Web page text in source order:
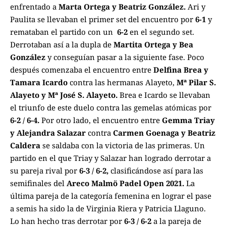
enfrentado a Marta Ortega y Beatriz González. Ari y
Paulita se llevaban el primer set del encuentro por 6-1 y
remataban el partido con un 6-2 en el segundo set.
Derrotaban así a la dupla de Martita Ortega y Bea
González y conseguían pasar a la siguiente fase. Poco
después comenzaba el encuentro entre Delfina Brea y
Tamara Icardo contra las hermanas Alayeto, Mª Pilar S.
Alayeto y Mª José S. Alayeto. Brea e Icardo se llevaban
el triunfo de este duelo contra las gemelas atómicas por
6-2 / 6-4. Por otro lado, el encuentro entre Gemma Triay
y Alejandra Salazar contra Carmen Goenaga y Beatriz
Caldera se saldaba con la victoria de las primeras. Un
partido en el que Triay y Salazar han logrado derrotar a
su pareja rival por 6-3 / 6-2, clasificándose así para las
semifinales del Areco Malmö Padel Open 2021. La
última pareja de la categoría femenina en lograr el pase
a semis ha sido la de Virginia Riera y Patricia Llaguno.
Lo han hecho tras derrotar por 6-3 / 6-2 a la pareja de